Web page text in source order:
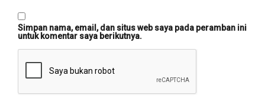
Simpan nama, email, dan situs web saya pada peramban ini
untuk komentar saya berikutnya.